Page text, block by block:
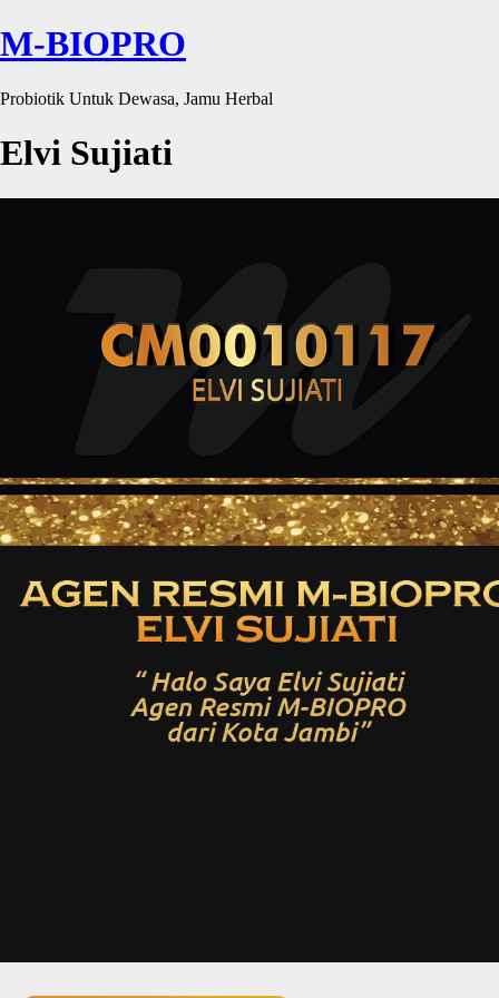
M-BIOPRO
Probiotik Untuk Dewasa, Jamu Herbal
Elvi Sujiati